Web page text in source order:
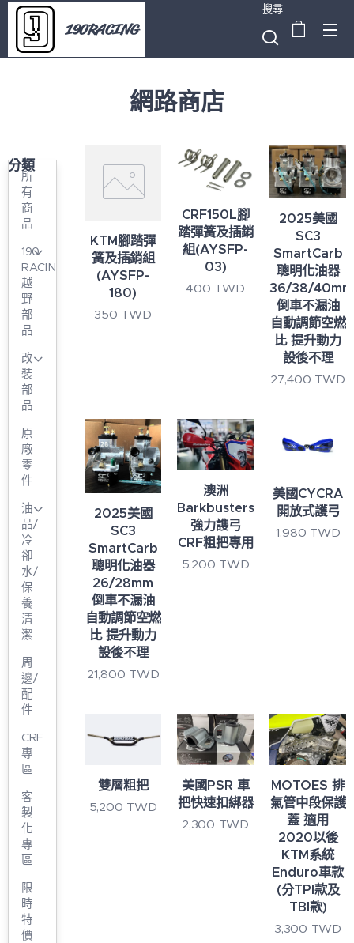
190RACING
搜尋
網路商店
分類
所
有
商
品
190
RACING
越
野
部
品
改
裝
部
品
原
廠
零
件
油
品/
冷
卻
水/
保
養
清
潔
周
邊/
配
件
CRF
專
區
客
製
化
專
區
限
時
特
價
KTM腳踏彈
簧及插銷組
(AYSFP-
180)
350 TWD
CRF150L腳
踏彈簧及插銷
組(AYSFP-
03)
400 TWD
2025美國
SC3
SmartCarb
聰明化油器
36/38/40mm
倒車不漏油
自動調節空燃
比 提升動力
設後不理
27,400 TWD
2025美國
SC3
SmartCarb
聰明化油器
26/28mm
倒車不漏油
自動調節空燃
比 提升動力
設後不理
21,800 TWD
澳洲
Barkbusters
強力謢弓
CRF粗把專用
5,200 TWD
美國CYCRA
開放式護弓
1,980 TWD
雙層粗把
5,200 TWD
美國PSR 車
把快速扣綁器
2,300 TWD
MOTOES 排
氣管中段保護
蓋 適用
2020以後
KTM系統
Enduro車款
(分TPI款及
TBI款)
3,300 TWD